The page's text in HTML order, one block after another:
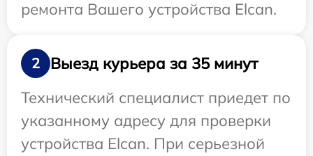
ремонта Вашего устройства Elcan.
2
Выезд курьера за 35 минут
Технический специалист приедет по
указанному адресу для проверки
устройства Elcan. При серьезной